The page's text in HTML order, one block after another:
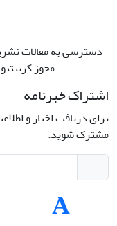
دسترسی به مقالات
مجوز
اشتراک خبرنامه
برای دریافت اخبار و
مشترک شوید.